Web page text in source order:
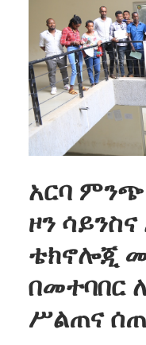
አርባ
ዞን
ቴክኖሎጂ
በመተባበር
ሥልጠና ሰጠ